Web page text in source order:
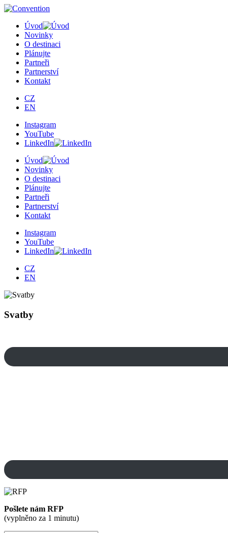
Úvod
Novinky
O destinaci
Plánujte
Partneři
Partnerství
Kontakt
CZ
EN
Instagram
YouTube
LinkedIn
Úvod
Novinky
O destinaci
Plánujte
Partneři
Partnerství
Kontakt
Instagram
YouTube
LinkedIn
CZ
EN
Svatby
Pošlete nám RFP
(vyplněno za 1 minutu)